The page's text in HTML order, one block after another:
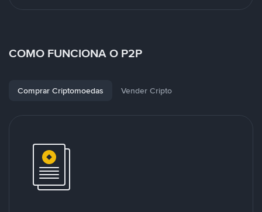
COMO FUNCIONA O P2P
Comprar Criptomoedas Vender Cripto